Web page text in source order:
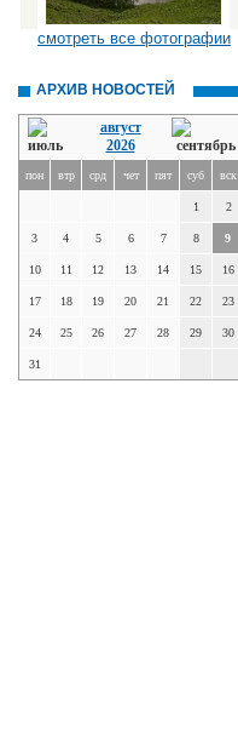
смотреть все фотографии
АРХИВ НОВОСТЕЙ
август
2026
пон втр срд чет пят суб вск
1 2
3 4 5 6 7 8 9
10 11 12 13 14 15 16
17 18 19 20 21 22 23
24 25 26 27 28 29 30
31